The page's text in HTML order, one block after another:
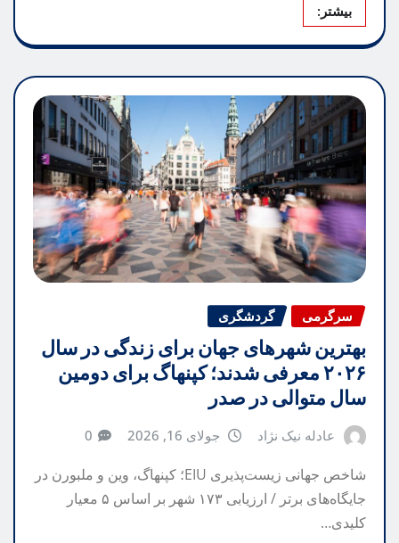
بیشتر:
سرگرمی گردشگری
بهترین شهرهای جهان برای زندگی در سال
۲۰۲۶ معرفی شدند؛ کپنهاگ برای دومین
سال متوالی در صدر
عادله نیک نژاد جولای 16, 2026 0
شاخص جهانی زیست‌پذیری EIU؛ کپنهاگ، وین و ملبورن در
جایگاه‌های برتر / ارزیابی ۱۷۳ شهر بر اساس ۵ معیار
کلیدی…